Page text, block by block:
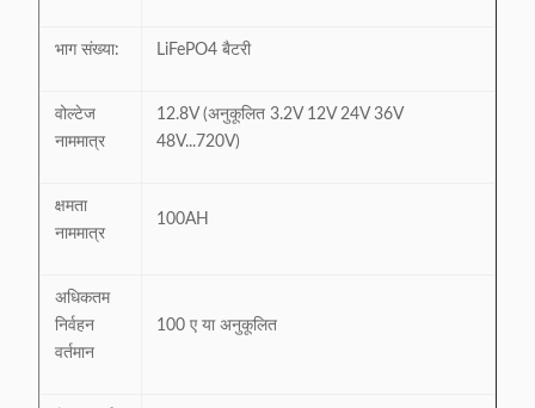
भाग संख्या: LiFePO4 बैटरी
वोल्टेज
नाममात्र
12.8V (अनुकूलित 3.2V 12V 24V 36V
48V...720V)
क्षमता
नाममात्र
100AH
अधिकतम
निर्वहन
वर्तमान
100 ए या अनुकूलित